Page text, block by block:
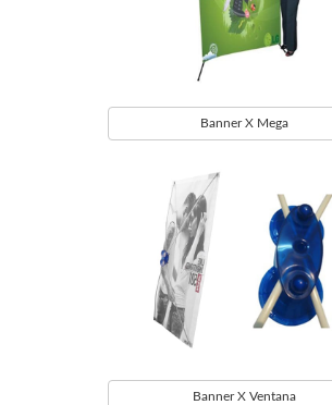
Banner X Mega
Banner X Ventana